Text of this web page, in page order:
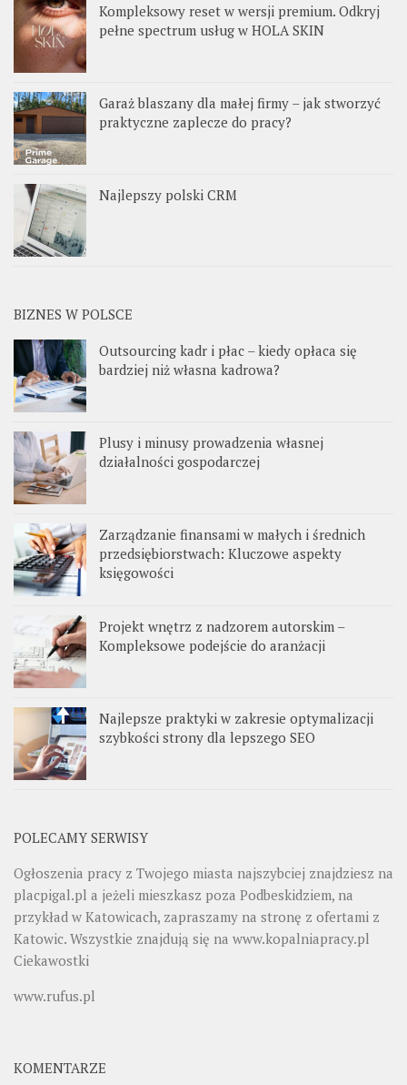
Kompleksowy reset w wersji premium. Odkryj
pełne spectrum usług w HOLA SKIN
Garaż blaszany dla małej firmy – jak stworzyć
praktyczne zaplecze do pracy?
Najlepszy polski CRM
BIZNES W POLSCE
Outsourcing kadr i płac – kiedy opłaca się
bardziej niż własna kadrowa?
Plusy i minusy prowadzenia własnej
działalności gospodarczej
Zarządzanie finansami w małych i średnich
przedsiębiorstwach: Kluczowe aspekty
księgowości
Projekt wnętrz z nadzorem autorskim –
Kompleksowe podejście do aranżacji
Najlepsze praktyki w zakresie optymalizacji
szybkości strony dla lepszego SEO
POLECAMY SERWISY
Ogłoszenia pracy z Twojego miasta najszybciej znajdziesz na
placpigal.pl a jeżeli mieszkasz poza Podbeskidziem, na
przykład w Katowicach, zapraszamy na stronę z ofertami z
Katowic. Wszystkie znajdują się na www.kopalniapracy.pl
Ciekawostki
www.rufus.pl
KOMENTARZE